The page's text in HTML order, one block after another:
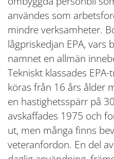
användes som
mindre verksamheter.
lågpriskedjan EPA, vars
namnet en allmän
Tekniskt klassades
köras från 16 års ålder
en hastighetsspärr på
avskaffades 1975 och
ut, men många finns
veteranfordon. En del